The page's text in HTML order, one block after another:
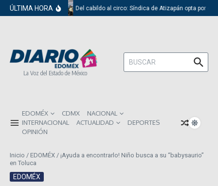
Saltar al contenido
ÚLTIMA HORA Del cabildo al circo: Síndica de Atizapán opta por el
La Voz del Estado de México
Buscar:
EDOMÉX CDMX
NACIONAL
INTERNACIONAL
ACTUALIDAD
DEPORTES
OPINIÓN
Inicio / EDOMÉX / ¡Ayuda a encontrarlo! Niño busca a su “babysaurio”
en Toluca
EDOMÉX